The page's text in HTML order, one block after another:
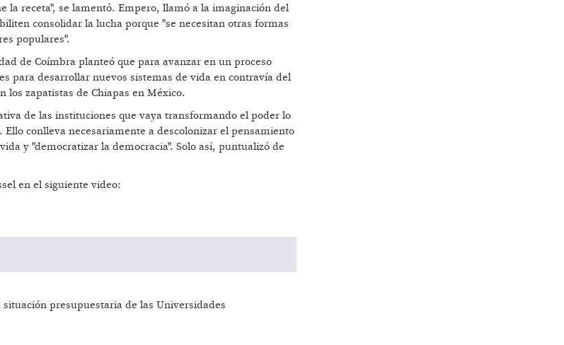
la receta", se lamentó. Empero, llamó a la imaginación del
consolidar la lucha porque "se necesitan otras formas
populares".
de Coímbra planteó que para avanzar en un proceso
para desarrollar nuevos sistemas de vida en contravía del
zapatistas de Chiapas en México.
de las instituciones que vaya transformando el poder lo
conlleva necesariamente a descolonizar el pensamiento
y "democratizar la democracia". Solo así, puntualizó de
en el siguiente video:
presupuestaria de las Universidades